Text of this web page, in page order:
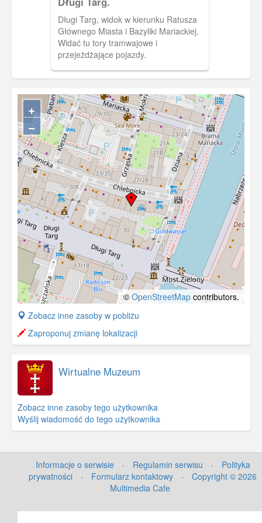
Długi Targ, widok w kierunku Ratusza
Głównego Miasta i Bazyliki Mariackiej.
Widać tu tory tramwajowe i
przejeżdżające pojazdy.
+
−
© OpenStreetMap contributors.
+
−
Zobacz inne zasoby w pobliżu
Zaproponuj zmianę lokalizacji
Wirtualne Muzeum
Zobacz inne zasoby tego użytkownika
Wyślij wiadomość do tego użytkownika
Informacje o serwisie · Regulamin serwisu ·
Polityka
prywatności
· Formularz kontaktowy ·
Copyright © 2026
Multimedia Cafe